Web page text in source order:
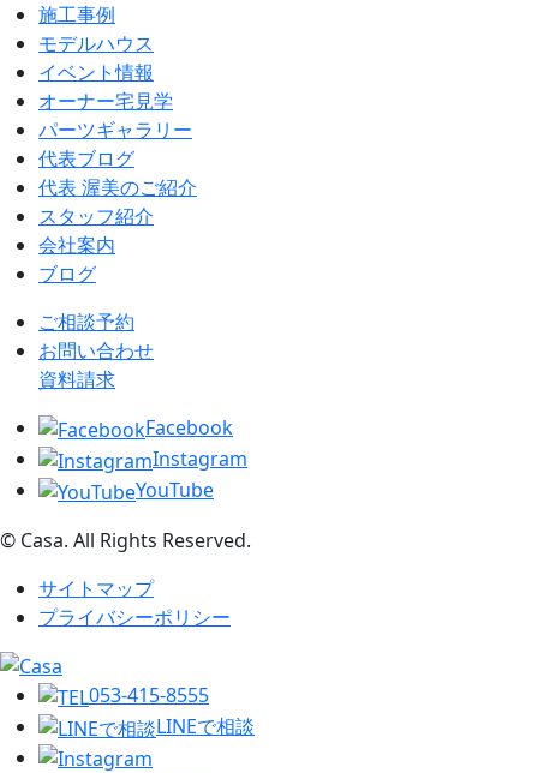
施工事例
モデルハウス
イベント情報
オーナー宅見学
パーツギャラリー
代表ブログ
代表 渥美のご紹介
スタッフ紹介
会社案内
ブログ
ご相談予約
お問い合わせ
資料請求
Facebook
Instagram
YouTube
© Casa. All Rights Reserved.
サイトマップ
プライバシーポリシー
053-415-8555
LINEで相談